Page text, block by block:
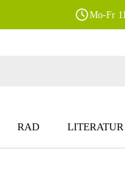
Mo-Fr
RAD LITERATUR